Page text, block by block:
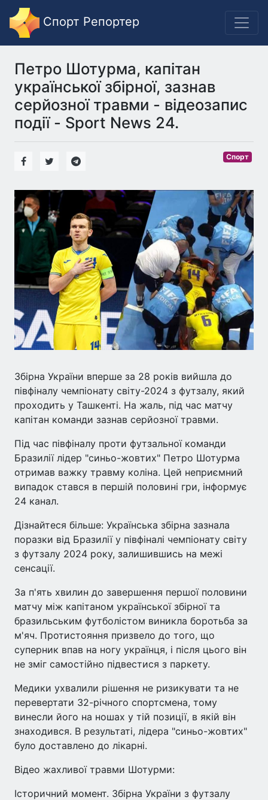
Спорт Репортер
Петро Шотурма, капітан
української збірної, зазнав
серйозної травми - відеозапис
події - Sport News 24.
Спорт
Збірна України вперше за 28 років вийшла до
півфіналу чемпіонату світу-2024 з футзалу, який
проходить у Ташкенті. На жаль, під час матчу
капітан команди зазнав серйозної травми.
Під час півфіналу проти футзальної команди
Бразилії лідер "синьо-жовтих" Петро Шотурма
отримав важку травму коліна. Цей неприємний
випадок стався в першій половині гри, інформує
24 канал.
Дізнайтеся більше: Українська збірна зазнала
поразки від Бразилії у півфіналі чемпіонату світу
з футзалу 2024 року, залишившись на межі
сенсації.
За п'ять хвилин до завершення першої половини
матчу між капітаном української збірної та
бразильським футболістом виникла боротьба за
м'яч. Протистояння призвело до того, що
суперник впав на ногу українця, і після цього він
не зміг самостійно підвестися з паркету.
Медики ухвалили рішення не ризикувати та не
перевертати 32-річного спортсмена, тому
винесли його на ношах у тій позиції, в якій він
знаходився. В результаті, лідера "синьо-жовтих"
було доставлено до лікарні.
Відео жахливої травми Шотурми:
Історичний момент. Збірна України з футзалу